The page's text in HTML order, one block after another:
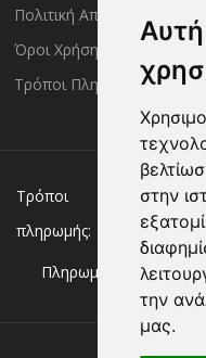
Αυτή
στην
την
μας.
Πολιτική Απορρήτου
Όροι Χρήσης
Τρόποι Πληρωμής
Τρόποι
πληρωμής:
Κατάθεση
Πληρωμή με: